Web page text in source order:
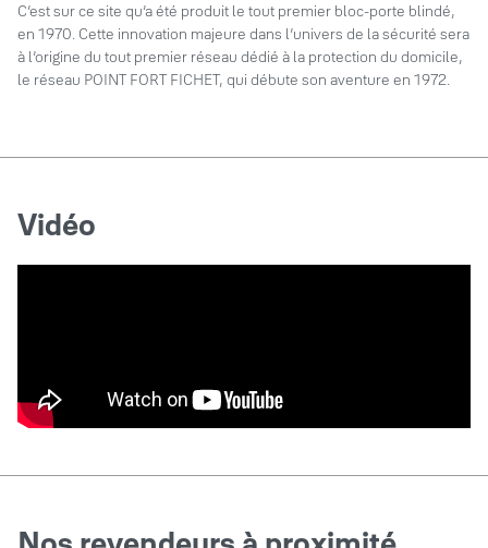
C’est sur ce site qu’a été produit le tout premier bloc-porte blindé,
en 1970. Cette innovation majeure dans l’univers de la sécurité sera
à l’origine du tout premier réseau dédié à la protection du domicile,
le réseau POINT FORT FICHET, qui débute son aventure en 1972.
Vidéo